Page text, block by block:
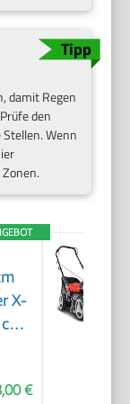
damit Regen
den
Wenn
X-
€